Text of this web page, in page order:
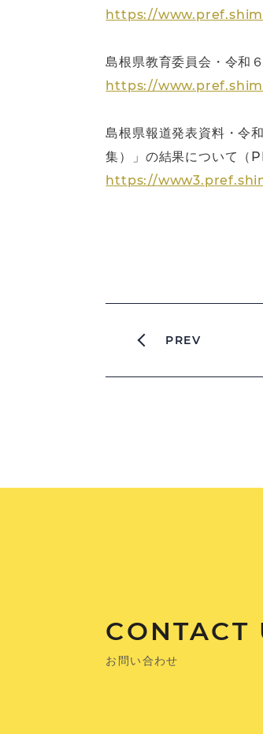
https://
島根県教育委員会・令和
https://
島根県報道発表資料・令
集）」の結果について（
https://
PREV
CONTACT
お問い合わせ